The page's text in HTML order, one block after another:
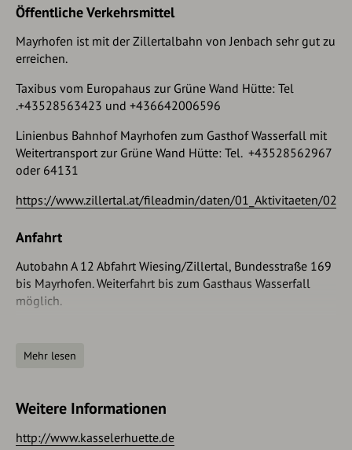
Öffentliche Verkehrsmittel
Mayrhofen ist mit der Zillertalbahn von Jenbach sehr gut zu
erreichen.
Taxibus vom Europahaus zur Grüne Wand Hütte: Tel
.+43528563423 und +436642006596
Linienbus Bahnhof Mayrhofen zum Gasthof Wasserfall mit
Weitertransport zur Grüne Wand Hütte: Tel. +43528562967
oder 64131
https://www.zillertal.at/fileadmin/daten/01_Aktivitaeten/
Anfahrt
Autobahn A 12 Abfahrt Wiesing/Zillertal, Bundesstraße 169
bis Mayrhofen. Weiterfahrt bis zum Gasthaus Wasserfall
möglich.
oder 64131
https://www.zillertal.at/fileadmin/daten/01_Aktivitaeten/
Mehr lesen
Weitere Informationen
http://www.kasselerhuette.de